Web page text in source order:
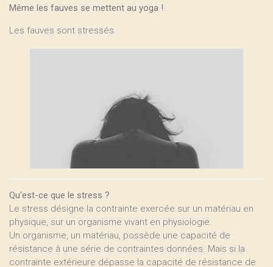
Même les fauves se mettent au yoga !
Les fauves sont stressés.
Qu’est-ce que le stress ?
Le stress désigne la contrainte exercée sur un matériau en
physique, sur un organisme vivant en physiologie.
Un organisme, un matériau, possède une capacité de
résistance à une série de contraintes données. Mais si la
contrainte extérieure dépasse la capacité de résistance de